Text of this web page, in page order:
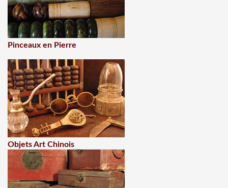
Pinceaux en Pierre
Objets Art Chinois